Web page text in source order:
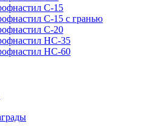
С-15
C-15 с гранью
C-20
НС-35
НС-60